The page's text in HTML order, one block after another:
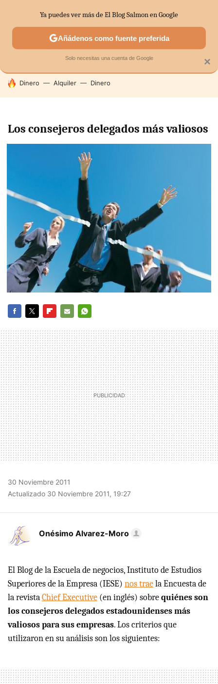
SECTORES ECONOMÍA DOMÉSTICA MERCADOS
HOY SE HABLA DE
Dinero Alquiler Dinero
Los consejeros delegados más valiosos
MAIL
30 Noviembre 2011
Actualizado 30 Noviembre 2011, 19:27
Onésimo Alvarez-Moro
El Blog de la Escuela de negocios, Instituto de Estudios
Superiores de la Empresa (IESE) nos traela Encuesta de
la revistaChief Executive (en inglés) sobrequiénes son
los consejeros delegados estadounidenses más
valiosos para sus empresas. Los criterios que
utilizaron en su análisis son los siguientes:
×
Ya puedes ver más de El Blog Salmon en Google
Añádenos como fuente preferida
Solo necesitas una cuenta de Google